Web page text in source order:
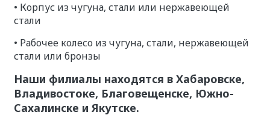
• Корпус из чугуна, стали или нержавеющей
стали
• Рабочее колесо из чугуна, стали, нержавеющей
стали или бронзы
Наши филиалы находятся в Хабаровске,
Владивостоке, Благовещенске, Южно-
Сахалинске и Якутске.